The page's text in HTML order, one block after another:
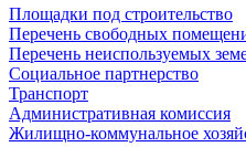
Площадки под строительство
Перечень свободных
Перечень неиспользуемых
Социальное партнерство
Транспорт
Административная комиссия
Жилищно-коммунальное